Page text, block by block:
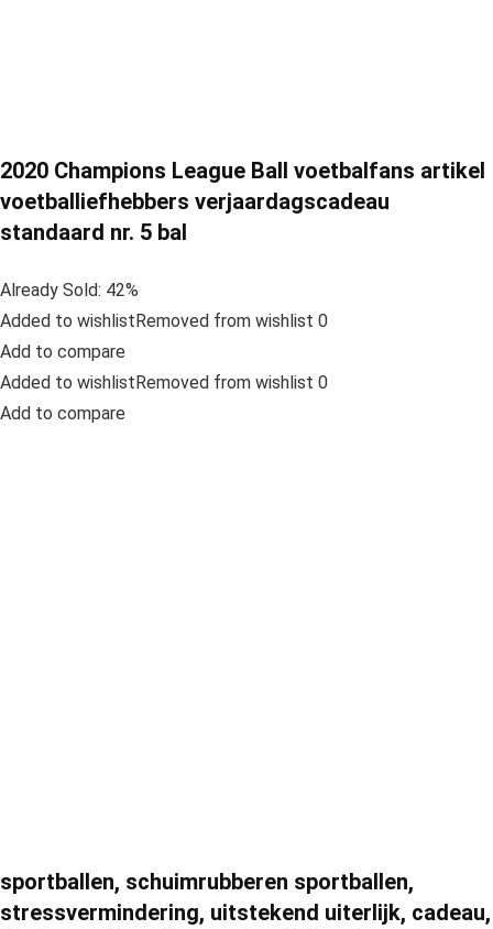
2020 Champions League Ball voetbalfans artikel
voetballiefhebbers verjaardagscadeau
standaard nr. 5 bal
Already Sold: 42%
Added to wishlistRemoved from wishlist 0
Add to compare
Added to wishlistRemoved from wishlist 0
Add to compare
sportballen, schuimrubberen sportballen,
stressvermindering, uitstekend uiterlijk, cadeau,